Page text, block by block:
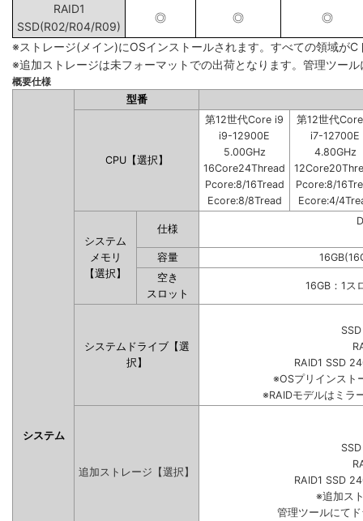
RAID1
SSD(R02/R04/R09)
◎ ◎ ◎
※ストレージ(メイン)にOSインストールされます。すべての領域がC
※追加ストレージは未フォーマットでの出荷となります。管理ツー
概要仕様
システム
型番
CPU【選択】
第12世代Core i9
i9-12900E
5.00GHz
16Core24Thread
Pcore:8/16Tread
Ecore:8/8Tread
第12世代
i7-12700E
4.80GHz
Pcore:8/
Ecore:4/
システム
メモリ
【選択】
仕様
容量
空き
スロット
16GB：1ス
システムドライブ【選
択】
RAID1 SSD
※OSプリインスト
※RAIDモデルはミラ
追加ストレージ【選択】
RAID1 SSD
※追加ス
管理ツールにて